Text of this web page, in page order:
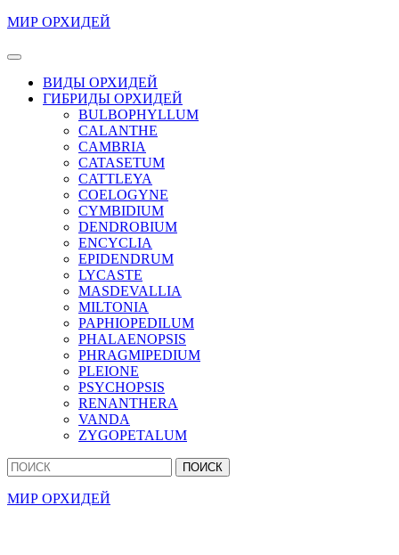
Перейти
содержимому
содержимому
МИР ОРХИДЕЙ
Кнопка
ОткрытьВИДЫ ОРХИДЕЙ
ГИБРИДЫ ОРХИДЕЙ
BULBOPHYLLUM
CALANTHE
CAMBRIA
CATASETUM
CATTLEYA
COELOGYNE
CYMBIDIUM
DENDROBIUM
ENCYCLIA
EPIDENDRUM
LYCASTE
MASDEVALLIA
MILTONIA
PAPHIOPEDILUM
PHALAENOPSIS
PHRAGMIPEDIUM
PLEIONE
PSYCHOPSIS
RENANTHERA
VANDA
ZYGOPETALUM
Кнопка
Закрыть
Найти:
МИР ОРХИДЕЙ